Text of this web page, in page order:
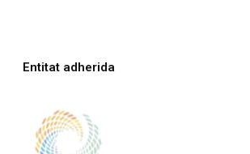
Entitat adherida